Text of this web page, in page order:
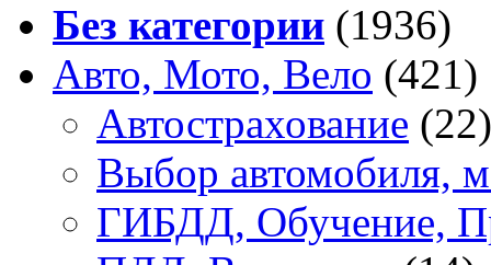
Без категории (1936)
Авто, Мото, Вело (421)
Автострахование (22)
Выбор автомобиля,
ГИБДД, Обучение,